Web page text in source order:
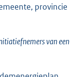
provincie
van een